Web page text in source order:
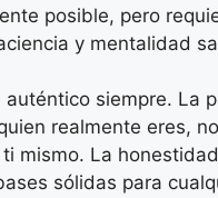
posible, pero
y mentalidad
auténtico siempre. La
realmente eres,
mismo. La
sólidas para